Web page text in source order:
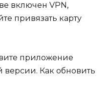
включен VPN,
привязать карту
приложение
Как обновить